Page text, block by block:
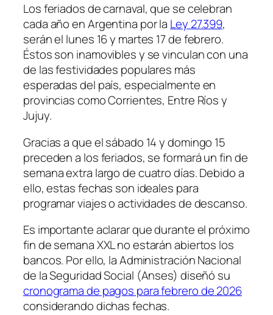
Los feriados de carnaval, que se celebran
cada año en Argentina por la Ley 27.399,
serán el lunes 16 y martes 17 de febrero.
Éstos son inamovibles y se vinculan con una
de las festividades populares más
esperadas del país, especialmente en
provincias como Corrientes, Entre Ríos y
Jujuy.
Gracias a que el sábado 14 y domingo 15
preceden a los feriados, se formará un fin de
semana extra largo de cuatro días. Debido a
ello, estas fechas son ideales para
programar viajes o actividades de descanso.
Es importante aclarar que durante el próximo
fin de semana XXL no estarán abiertos los
bancos. Por ello, la Administración Nacional
de la Seguridad Social (Anses) diseñó su
cronograma de pagos para febrero de 2026
considerando dichas fechas.